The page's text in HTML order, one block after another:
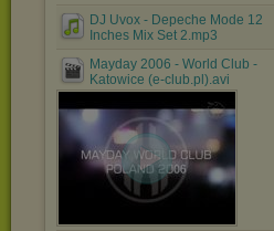
DJ Uvox - Depeche Mode 12
Inches Mix Set 2.mp3
Mayday 2006 - World Club -
Katowice (e-club.pl).avi